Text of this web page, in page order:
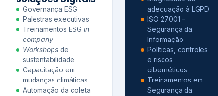
Governança ESG
Palestras executivas
Treinamentos ESG in
company
Workshops de
sustentabilidade
Capacitação em
mudanças climáticas
Automação da coleta
adequação à LGPD
ISO 27001 –
Segurança da
Informação
Políticas, controles
e riscos
cibernéticos
Treinamentos em
Segurança da